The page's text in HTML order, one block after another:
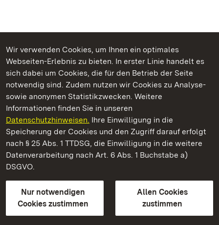
Wir verwenden Cookies, um Ihnen ein optimales
Webseiten-Erlebnis zu bieten. In erster Linie handelt es
sich dabei um Cookies, die für den Betrieb der Seite
notwendig sind. Zudem nutzen wir Cookies zu Analyse-
sowie anonymen Statistikzwecken. Weitere
Informationen finden Sie in unseren
Datenschutzhinweisen. Ihre Einwilligung in die
Speicherung der Cookies und den Zugriff darauf erfolgt
nach § 25 Abs. 1 TTDSG, die Einwilligung in die weitere
Datenverarbeitung nach Art. 6 Abs. 1 Buchstabe a)
DSGVO.
Nur notwendigen
Cookies zustimmen
Allen Cookies
zustimmen
Kommen. Staunen. Genießen.
Kloster Maulbronn
Staatliche Schlösser und Gärten Baden-Württemberg
Kontakt
GebärdenspracheLeichte Sprache
Erklärung zur Barrierefreiheit
BITV-konform (geprüfte Seiten)